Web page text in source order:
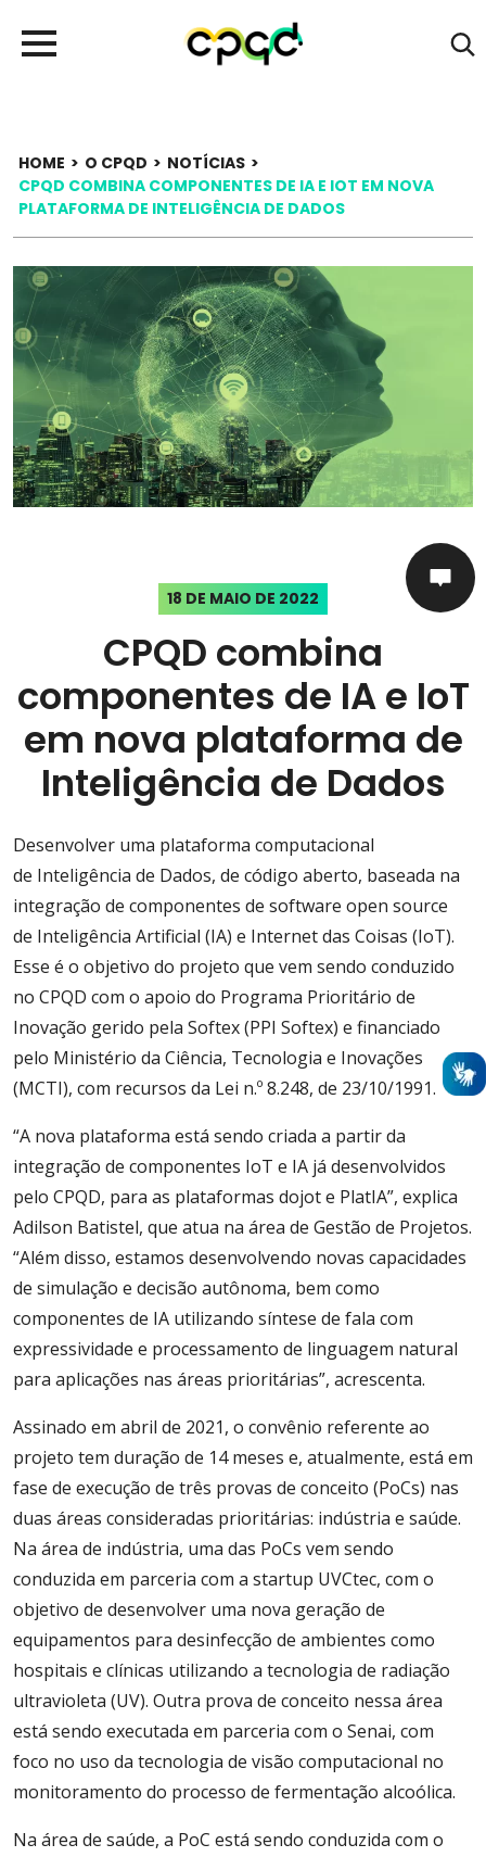
HOME > O CPQD > NOTÍCIAS >
CPQD COMBINA COMPONENTES DE IA E IOT EM NOVA
PLATAFORMA DE INTELIGÊNCIA DE DADOS
18 DE MAIO DE 2022
CPQD combina
componentes de IA e IoT
em nova plataforma de
Inteligência de Dados
Desenvolver uma plataforma computacional
de Inteligência de Dados, de código aberto, baseada na
integração de componentes de software open source
de Inteligência Artificial (IA) e Internet das Coisas (IoT).
Esse é o objetivo do projeto que vem sendo conduzido
no CPQD com o apoio do Programa Prioritário de
Inovação gerido pela Softex (PPI Softex) e financiado
pelo Ministério da Ciência, Tecnologia e Inovações
(MCTI), com recursos da Lei n.º 8.248, de 23/10/1991.
“A nova plataforma está sendo criada a partir da
integração de componentes IoT e IA já desenvolvidos
pelo CPQD, para as plataformas dojot e PlatIA”, explica
Adilson Batistel, que atua na área de Gestão de Projetos.
“Além disso, estamos desenvolvendo novas capacidades
de simulação e decisão autônoma, bem como
componentes de IA utilizando síntese de fala com
expressividade e processamento de linguagem natural
para aplicações nas áreas prioritárias”, acrescenta.
Assinado em abril de 2021, o convênio referente ao
projeto tem duração de 14 meses e, atualmente, está em
fase de execução de três provas de conceito (PoCs) nas
duas áreas consideradas prioritárias: indústria e saúde.
Na área de indústria, uma das PoCs vem sendo
conduzida em parceria com a startup UVCtec, com o
objetivo de desenvolver uma nova geração de
equipamentos para desinfecção de ambientes como
hospitais e clínicas utilizando a tecnologia de radiação
ultravioleta (UV). Outra prova de conceito nessa área
está sendo executada em parceria com o Senai, com
foco no uso da tecnologia de visão computacional no
monitoramento do processo de fermentação alcoólica.
Na área de saúde, a PoC está sendo conduzida com o